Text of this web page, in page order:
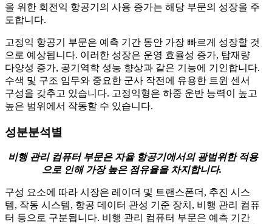
을 위한 회전익 항공기의 사용 증가는 해당 부문의 성장을 주
도합니다.
고정익 항공기 부문은 예측 기간 동안 가장 빠르게 성장할 것
으로 예상됩니다. 이러한 성장은 운영 효율성 증가, 탑재량
다양성 증가, 공기역학 성능 향상과 같은 기능에 기인합니다.
수색 및 구조 임무와 중요한 군사 작전에 유용한 트윈 센서
구성을 갖추고 있습니다. 고정익형은 하중 운반 능력이 높고
높은 범위에서 작동할 수 있습니다.
성분분석별
비행 관리 컴퓨터 부문은 자율 항공기에서의 광범위한 적용
으로 인해 가장 높은 점유율을 차지합니다.
구성 요소에 따라 시장은 레이더 및 트랜스폰더, 추진 시스
템, 작동 시스템, 항공 데이터 관성 기준 장치, 비행 관리 컴퓨
터 등으로 구분됩니다. 비행 관리 컴퓨터 부문은 예측 기간